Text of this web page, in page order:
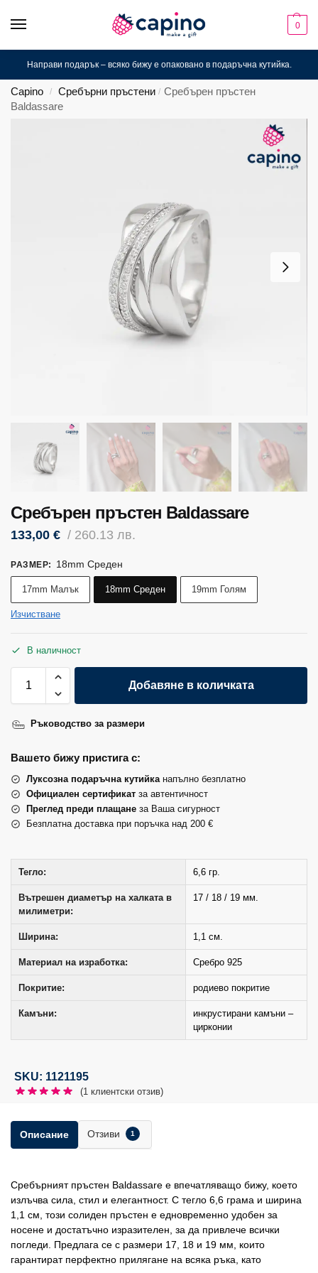
0
Направи подарък – всяко бижу е опаковано в подаръчна кутийка.
Capino / Сребърни пръстени / Сребърен пръстен
Baldassare
Сребърен пръстен Baldassare
133,00 € / 260.13 лв.
РАЗМЕР: 18mm Среден
17mm Малък 18mm Среден 19mm Голям
Изчистване
В наличност
Добавяне в количката
Ръководство за размери
Вашето бижу пристига с:
Луксозна подаръчна кутийка напълно безплатно
Официален сертификат за автентичност
Преглед преди плащане за Ваша сигурност
Безплатна доставка при поръчка над 200 €
Тегло: 6,6 гр.
Вътрешен диаметър на халката в
милиметри:
17 / 18 / 19 мм.
Ширина: 1,1 см.
Материал на изработка: Сребро 925
Покритие: родиево покритие
Камъни:
инкрустирани камъни –
цирконии
SKU: 1121195
(1 клиентски отзив)
Описание Отзиви 1
Сребърният пръстен Baldassare е впечатляващо бижу, което
излъчва сила, стил и елегантност. С тегло 6,6 грама и ширина
1,1 см, този солиден пръстен е едновременно удобен за
носене и достатъчно изразителен, за да привлече всички
погледи. Предлага се с размери 17, 18 и 19 мм, които
гарантират перфектно прилягане на всяка ръка, като